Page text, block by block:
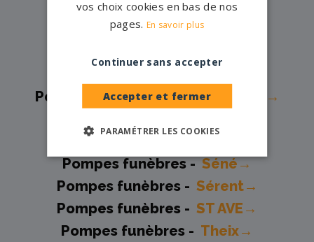
Pompes funèbres -REGUINY→
Pompes funèbres -Riantec→
Pompes funèbres - Saint-Marcel→
Pompes funèbres -
Pompes funèbres - Séné→
Pompes funèbres - Sérent→
Pompes funèbres - ST AVE→
Pompes funèbres - Theix→
vos choix cookies en bas de nos
pages. En savoir plus
Accepter et fermer
Continuer sans accepter
PARAMÉTRER LES COOKIES